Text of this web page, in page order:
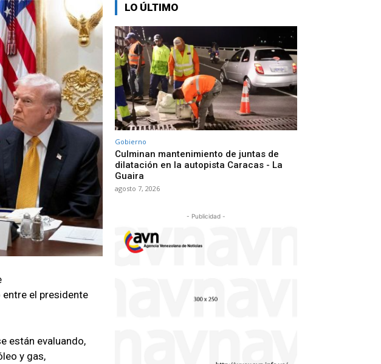
el presidente
están evaluando,
y gas,
LO ÚLTIMO
Gobierno
Culminan mantenimiento de juntas de
dilatación en la autopista Caracas - La
Guaira
agosto 7, 2026
- Publicidad -